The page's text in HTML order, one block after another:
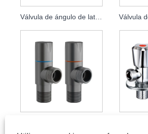
Válvula de ángulo de latón galvanizado